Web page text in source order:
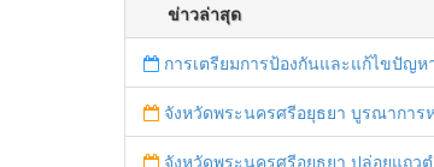
ข่าวล่าสุด
การเตรียมการป้องกันและแก้ไขปัญหาอุ
จังหวัดพระนครศรีอยุธยา บูรณาการหน่วยงานที่เกี่ยวข้อง ลงพื้นที่จัดระเบียบและดำเนินมาตรการตามบทลงโทษสูงสุดกับผู้ประกอบการร้านค้าที่ยังฝ่าฝืนตั้งร้านค้ารุกล้ำเขตพื้นที่ทางห
จังหวัดพระนครศรีอยุธยา ปล่อยแถวตำรวจ ทหาร ฝ่ายปกครอง กว่า 100 นาย ตรวจเข้มท่ารถสาธารณะ สถานีขนส่งรถโดยสาร วินรถตู้ และ